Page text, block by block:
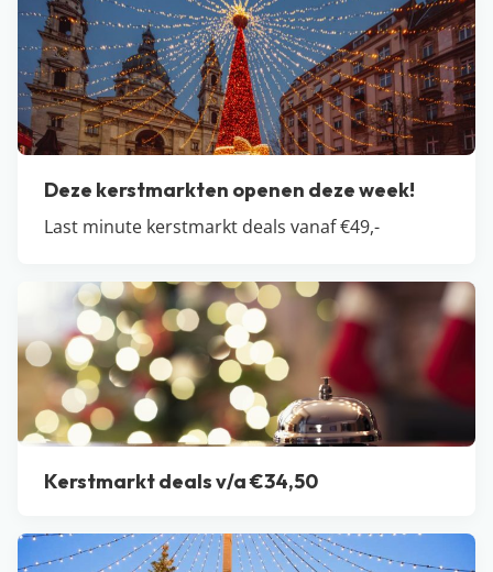
Deze kerstmarkten openen deze week!
Last minute kerstmarkt deals vanaf €49,-
Kerstmarkt deals v/a €34,50